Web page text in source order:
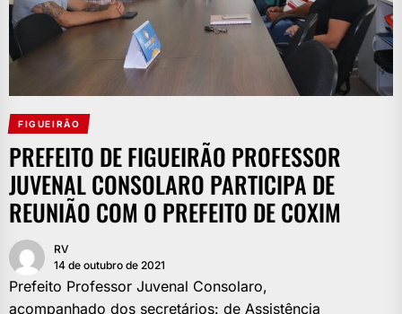
FIGUEIRÃO
PREFEITO DE FIGUEIRÃO PROFESSOR
JUVENAL CONSOLARO PARTICIPA DE
REUNIÃO COM O PREFEITO DE COXIM
RV
14 de outubro de 2021
Prefeito Professor Juvenal Consolaro,
acompanhado dos secretários: de Assistência